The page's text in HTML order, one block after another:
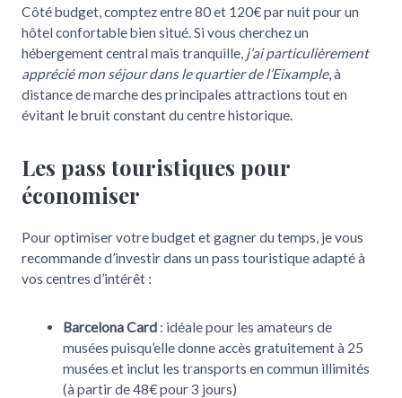
Côté budget, comptez entre 80 et 120€ par nuit pour un
hôtel confortable bien situé. Si vous cherchez un
hébergement central mais tranquille, j’ai particulièrement
apprécié mon séjour dans le quartier de l’Eixample, à
distance de marche des principales attractions tout en
évitant le bruit constant du centre historique.
Les pass touristiques pour
économiser
Pour optimiser votre budget et gagner du temps, je vous
recommande d’investir dans un pass touristique adapté à
vos centres d’intérêt :
Barcelona Card : idéale pour les amateurs de
musées puisqu’elle donne accès gratuitement à 25
musées et inclut les transports en commun illimités
(à partir de 48€ pour 3 jours)